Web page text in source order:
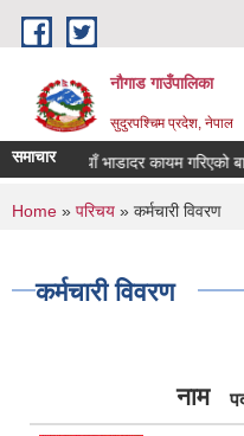
Skip to main content
नौगाड गाउँपालिका
सुदुरपश्चिम प्रदेश, नेपाल
समाचारनयाँ भाडादर कायम गरिएको बारे ।
You are here
Home » परिचय » कर्मचारी विवरण
कर्मचारी विवरण
नाम